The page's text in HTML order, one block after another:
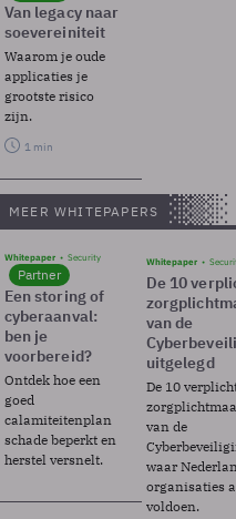
Van legacy naar
soevereiniteit
Waarom je oude
applicaties je
grootste risico
zijn.
1 min
MEER WHITEPAPERS
Whitepaper Security
Partner
Een storing of
cyberaanval:
ben je
voorbereid?
Ontdek hoe een
goed
calamiteitenplan
schade beperkt en
herstel versnelt.
Whitepaper
De 10
van de
uitgelegd
De 10
van de
waar
organisaties
voldoen.